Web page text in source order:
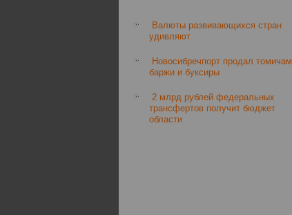
Bалюты развивающихся стран
удивляют
Новосибречпорт продал томичам
баржи и буксиры
2 млрд рублей федеральных
трансфертов получит бюджет
области